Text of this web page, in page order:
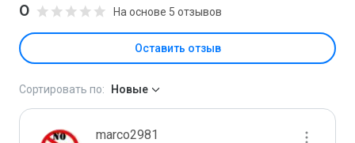
0 На основе 5 отзывов
Оставить отзыв
Сортировать по: Новые
marco2981